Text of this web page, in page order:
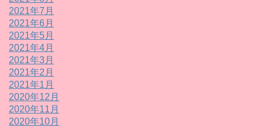
2021年7月
2021年6月
2021年5月
2021年4月
2021年3月
2021年2月
2021年1月
2020年12月
2020年11月
2020年10月